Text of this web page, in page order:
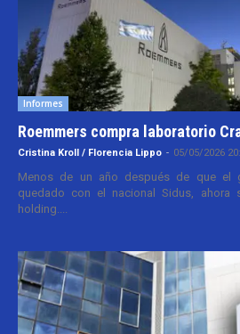
Informes
Roemmers compra laboratorio
Cristina Kroll / Florencia Lippo - 05/05/2026
Menos de un año después de que el
quedado con el nacional Sidus, ahora
holding....